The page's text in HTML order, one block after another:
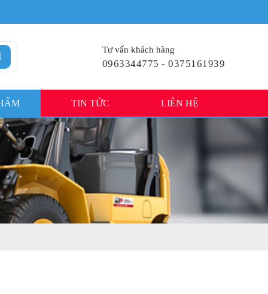
Tư vấn khách hàng
0963344775 - 0375161939
TIN TỨC LIÊN HỆ